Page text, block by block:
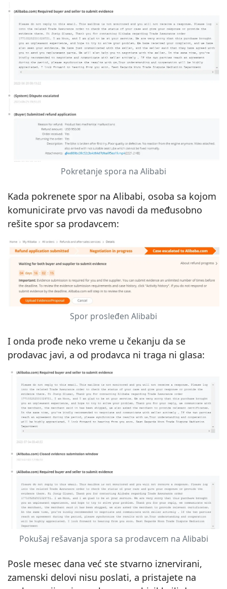
Pokretanje spora na Alibabi
Kada pokrenete spor na Alibabi, osoba sa kojom
komunicirate prvo vas navodi da međusobno
rešite spor sa prodavcem:
Spor prosleđen Alibabi
I onda prođe neko vreme u čekanju da se
prodavac javi, a od prodavca ni traga ni glasa:
Pokušaj rešavanja spora sa prodavcem na Alibabi
Posle mesec dana već ste stvarno iznervirani,
zamenski delovi nisu poslati, a pristajete na